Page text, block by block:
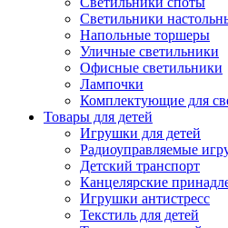
Светильники
Напольные торшеры
Уличные светильники
Офисные светильники
Лампочки
Комплектующие для
Товары для детей
Игрушки для детей
Радиоуправляемые
Детский транспорт
Канцелярские
Игрушки антистресс
Текстиль для детей